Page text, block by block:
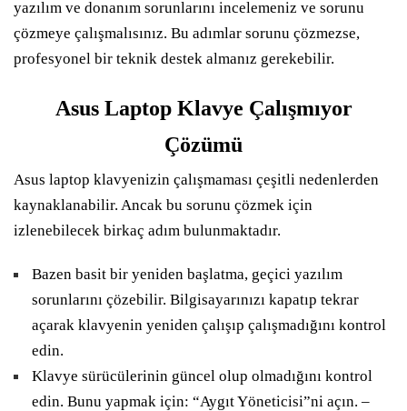
yazılım ve donanım sorunlarını incelemeniz ve sorunu
çözmeye çalışmalısınız. Bu adımlar sorunu çözmezse,
profesyonel bir teknik destek almanız gerekebilir.
Asus Laptop Klavye Çalışmıyor
Çözümü
Asus laptop klavyenizin çalışmaması çeşitli nedenlerden
kaynaklanabilir. Ancak bu sorunu çözmek için
izlenebilecek birkaç adım bulunmaktadır.
Bazen basit bir yeniden başlatma, geçici yazılım
sorunlarını çözebilir. Bilgisayarınızı kapatıp tekrar
açarak klavyenin yeniden çalışıp çalışmadığını kontrol
edin.
Klavye sürücülerinin güncel olup olmadığını kontrol
edin. Bunu yapmak için: “Aygıt Yöneticisi”ni açın. –